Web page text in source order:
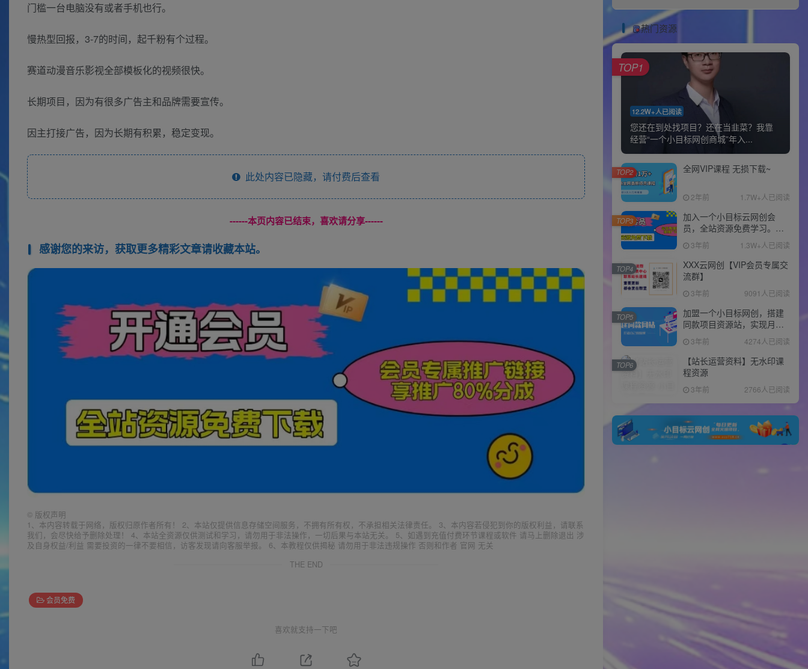
门槛一台电脑没有或者手机也行。
慢热型回报，3-7的时间，起千粉有个过程。
赛道动漫音乐影视全部模板化的视频很快。
长期项目，因为有很多广告主和品牌需要宣传。
因主打接广告，因为长期有积累，稳定变现。
此处内容已隐藏，请付费后查看
------本页内容已结束，喜欢请分享------
感谢您的来访，获取更多精彩文章请收藏本站。
© 版权声明
1、本内容转载于网络，版权归原作者所有！ 2、本站仅提供信息存储空间服务，不拥有所有权，不承担相关法律责任。 3、本内容若侵犯到你的版权利益，请联系
我们，会尽快给予删除处理！ 4、本站全资源仅供测试和学习，请勿用于非法操作，一切后果与本站无关。 5、如遇到充值付费环节课程或软件 请马上删除退出 涉
及自身权益/利益 需要投资的一律不要相信，访客发现请向客服举报。 6、本教程仅供揭秘 请勿用于非法违规操作 否则和作者 官网 无关
THE END
会员免费
喜欢就支持一下吧
热门资源
12.2W+人已阅读
您还在到处找项目？还在当韭菜？我靠
经营“一个小目标网创商城”年入...
TOP1
全网VIP课程 无损下载~
2年前 1.7W+人已阅读
TOP2
加入一个小目标云网创会
员，全站资源免费学习。更
可享受推广高达80%分佣！
3年前 1.3W+人已阅读
TOP3
XXX云网创【VIP会员专属交
流群】
3年前 9091人已阅读
TOP4
加盟一个小目标网创，搭建
同款项目资源站，实现月入
10w+！！
3年前 4274人已阅读
TOP5
【站长运营资料】无水印课
程资源
3年前 2766人已阅读
TOP6